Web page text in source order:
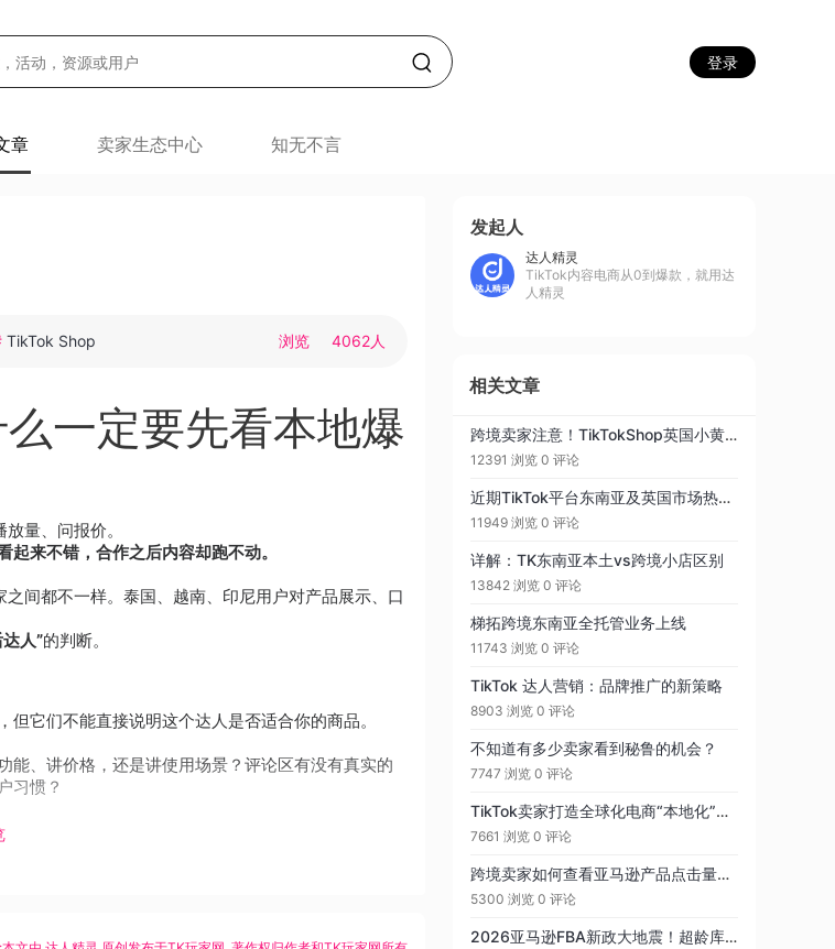
登录
章 卖家生态中心 知无不言
TikTok Shop 浏览 4062人
一定要先看本地爆
量、问报价。
起来不错，合作之后内容却跑不动。
间都不一样。泰国、越南、印尼用户对产品展示、口
人”的判断。
它们不能直接说明这个达人是否适合你的商品。
能、讲价格，还是讲使用场景？评论区有没有真实的
习惯？
发起人
达人精灵
TikTok内容电商从0到爆款，就用达
人精灵
相关文章
跨境卖家注意！TikTokShop英国小黄车只需国内营业执照即可开通跨境店
12391 浏览 0 评论
近期TikTok平台东南亚及英国市场热卖产品一览
11949 浏览 0 评论
详解：TK东南亚本土vs跨境小店区别
13842 浏览 0 评论
梯拓跨境东南亚全托管业务上线
11743 浏览 0 评论
​TikTok 达人营销：品牌推广的新策略
8903 浏览 0 评论
不知道有多少卖家看到秘鲁的机会？
7747 浏览 0 评论
TikTok卖家打造全球化电商“本地化”竞争力的利器：海外仓深度解析
7661 浏览 0 评论
跨境卖家如何查看亚马逊产品点击量？如何分析？
5300 浏览 0 评论
2026亚马逊FBA新政大地震！超龄库存附加费暴涨13倍，大批卖家利润被腰斩